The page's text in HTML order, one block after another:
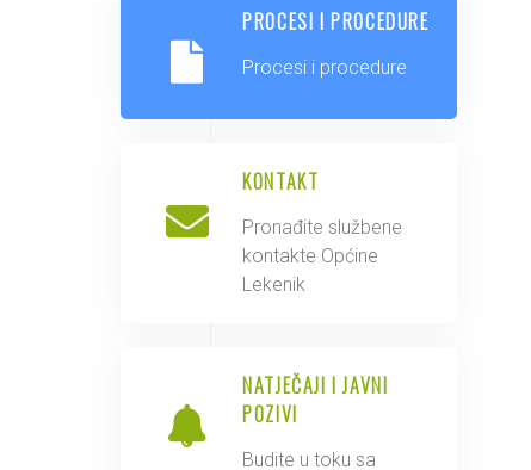
PROCESI I PROCEDURE
Procesi i procedure
KONTAKT
Pronađite službene
kontakte Općine
Lekenik
NATJEČAJI I JAVNI
POZIVI
Budite u toku sa